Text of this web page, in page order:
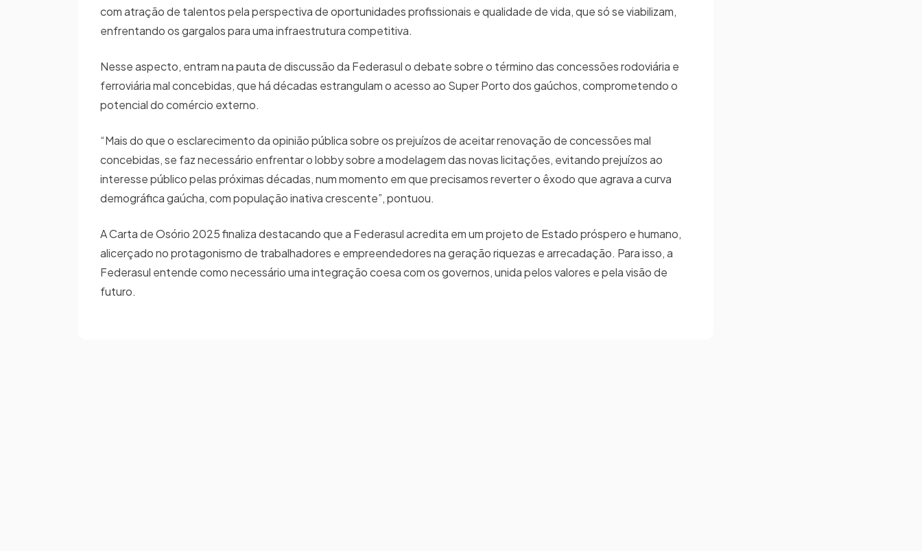
com atração de talentos pela perspectiva de oportunidades profissionais e qualidade de vida, que só se viabilizam,
enfrentando os gargalos para uma infraestrutura competitiva.
Nesse aspecto, entram na pauta de discussão da Federasul o debate sobre o término das concessões rodoviária e
ferroviária mal concebidas, que há décadas estrangulam o acesso ao Super Porto dos gaúchos, comprometendo o
potencial do comércio externo.
“Mais do que o esclarecimento da opinião pública sobre os prejuízos de aceitar renovação de concessões mal
concebidas, se faz necessário enfrentar o lobby sobre a modelagem das novas licitações, evitando prejuízos ao
interesse público pelas próximas décadas, num momento em que precisamos reverter o êxodo que agrava a curva
demográfica gaúcha, com população inativa crescente”, pontuou.
A Carta de Osório 2025 finaliza destacando que a Federasul acredita em um projeto de Estado próspero e humano,
alicerçado no protagonismo de trabalhadores e empreendedores na geração riquezas e arrecadação. Para isso, a
Federasul entende como necessário uma integração coesa com os governos, unida pelos valores e pela visão de
futuro.